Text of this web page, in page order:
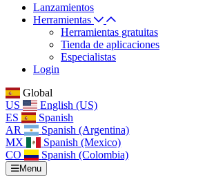
Lanzamientos
Herramientas
Herramientas gratuitas
Tienda de aplicaciones
Especialistas
Login
Global
US
English (US)
ES
Spanish
AR
Spanish (Argentina)
MX
Spanish (Mexico)
CO
Spanish (Colombia)
Menu